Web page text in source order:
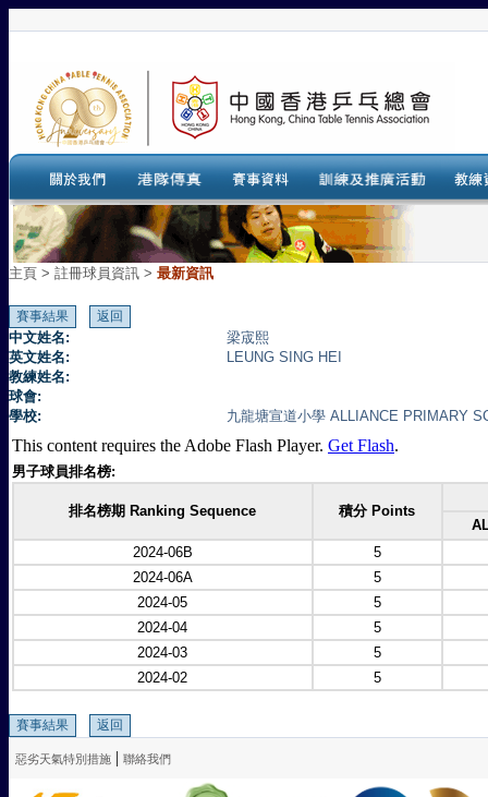
主頁 > 註冊球員資訊 > 最新資訊
中文姓名:
梁宬熙
英文姓名:
LEUNG SING HEI
教練姓名:
球會:
學校:
九龍塘宣道小學 ALLIANCE PRIMARY
This content requires the Adobe Flash Player. Get Flash.
男子球員排名榜:
排名榜期 Ranking Sequence
積分 Points
2024-06B
5
2024-06A
5
2024-05
5
2024-04
5
2024-03
5
2024-02
5